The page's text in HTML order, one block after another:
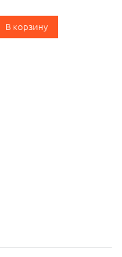
В корзину